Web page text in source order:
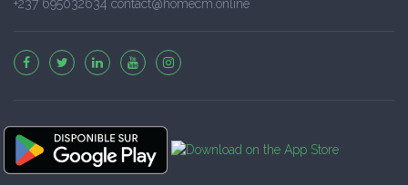
+237 695032634 contact@homecm.online